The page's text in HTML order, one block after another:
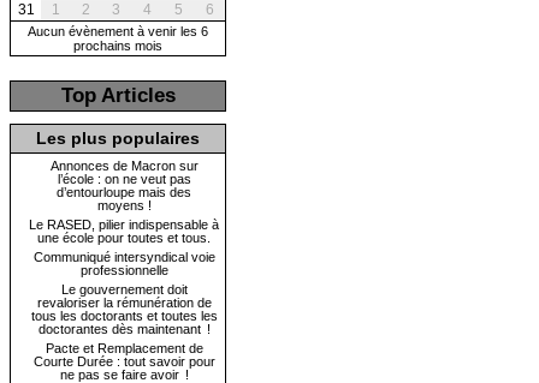
31
1 2 3 4 5 6
Aucun évènement à venir les 6
prochains mois
Top Articles
Les plus populaires
Annonces de Macron sur
l’école : on ne veut pas
d’entourloupe mais des
moyens !
Le RASED, pilier indispensable à
une école pour toutes et tous.
Communiqué intersyndical voie
professionnelle
Le gouvernement doit
revaloriser la rémunération de
tous les doctorants et toutes les
doctorantes dès maintenant !
Pacte et Remplacement de
Courte Durée : tout savoir pour
ne pas se faire avoir !